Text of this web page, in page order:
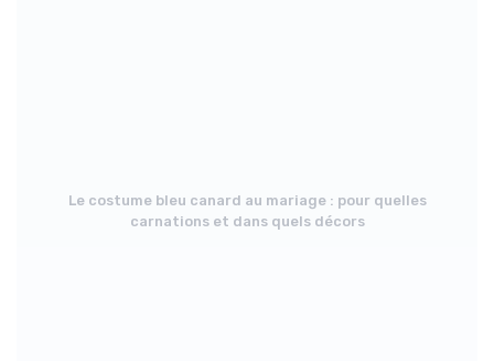
Le costume bleu canard au mariage : pour quelles
carnations et dans quels décors